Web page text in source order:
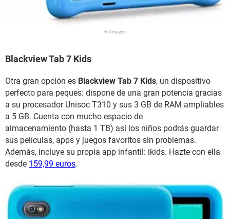
© Amazon
Blackview Tab 7 Kids
Otra gran opción es Blackview Tab 7 Kids, un dispositivo
perfecto para peques: dispone de una gran potencia gracias
a su procesador Unisoc T310 y sus 3 GB de RAM ampliables
a 5 GB. Cuenta con mucho espacio de
almacenamiento (hasta 1 TB) así los niños podrás guardar
sus películas, apps y juegos favoritos sin problemas.
Además, incluye su propia app infantil: ikids. Hazte con ella
desde 159,99 euros.